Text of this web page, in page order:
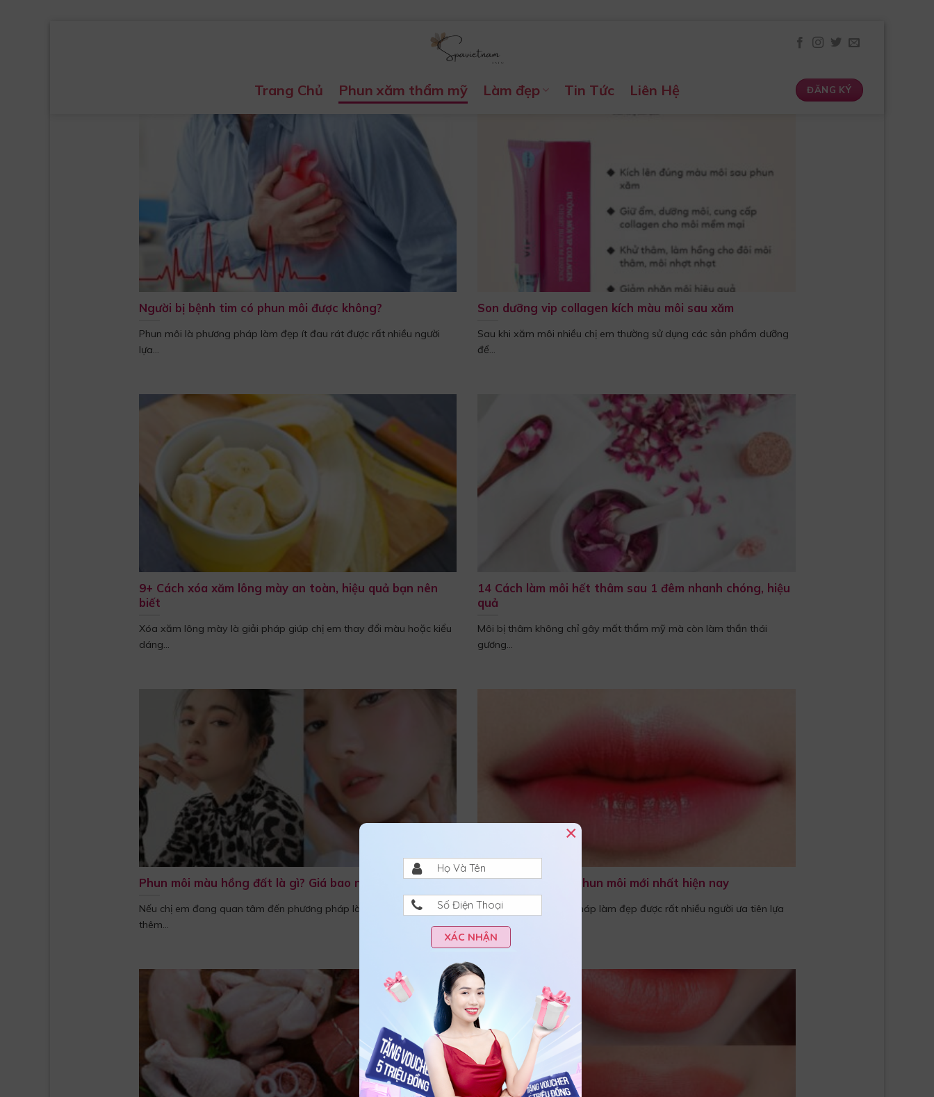
Trang Chủ Phun xăm thẩm mỹ Làm đẹp Tin Tức Liên Hệ ĐĂNG KÝ
Người bị bệnh tim có phun môi được không?
Phun môi là phương pháp làm đẹp ít đau rát được rất nhiều người
lựa...
Son dưỡng vip collagen kích màu môi sau xăm
Sau khi xăm môi nhiều chị em thường sử dụng các sản phẩm dưỡng
để...
9+ Cách xóa xăm lông mày an toàn, hiệu quả bạn nên
biết
Xóa xăm lông mày là giải pháp giúp chị em thay đổi màu hoặc kiểu
dáng...
14 Cách làm môi hết thâm sau 1 đêm nhanh chóng, hiệu
quả
Môi bị thâm không chỉ gây mất thẩm mỹ mà còn làm thần thái
gương...
Phun môi màu hồng đất là gì? Giá bao nhiêu?
Nếu chị em đang quan tâm đến phương pháp làm đẹp cho đôi môi
thêm...
Top 7 công nghệ phun môi mới nhất hiện nay
Phun môi là phương pháp làm đẹp được rất nhiều người ưa tiên lựa
chọn...
XÁC NHẬN
×